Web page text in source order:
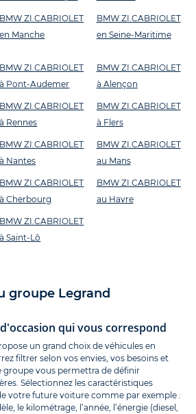
BMW ZI.CABRIOLET
en Manche
BMW ZI.CABRIOLET
en Seine-Maritime
BMW ZI.CABRIOLET
à Pont-Audemer
BMW ZI.CABRIOLET
à Rennes
BMW ZI.CABRIOLET
à Nantes
BMW ZI.CABRIOLET
à Cherbourg
BMW ZI.CABRIOLET
à Saint-Lô
BMW ZI.CABRIOLET
à Alençon
BMW ZI.CABRIOLET
à Flers
BMW ZI.CABRIOLET
au Mans
BMW ZI.CABRIOLET
au Havre
groupe Legrand
qui vous correspond
un grand choix de véhicules en
filtrer selon vos envies, vos besoins et
vous permettra de définir
Sélectionnez les caractéristiques
votre future voiture comme par exemple :
le kilométrage, l’année, l’énergie (diesel,